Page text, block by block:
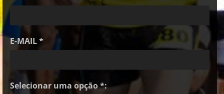
E-MAIL *
Selecionar uma opção *: